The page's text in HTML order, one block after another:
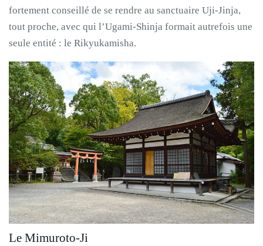
fortement conseillé de se rendre au sanctuaire Uji-Jinja,
tout proche, avec qui l’Ugami-Shinja formait autrefois une
seule entité : le Rikyukamisha.
Le Mimuroto-Ji